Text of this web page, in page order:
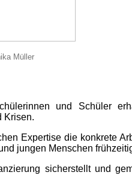
Müller
und Schüler
Krisen.
Expertise die konkrete
jungen Menschen
sicherstellt und